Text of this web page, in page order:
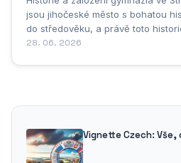
jsou jihočeské město s bohatou
do středověku, a právě toto
ve vývoji vzdělávání v tomto
28. 06. 2026
Vignette Czech: